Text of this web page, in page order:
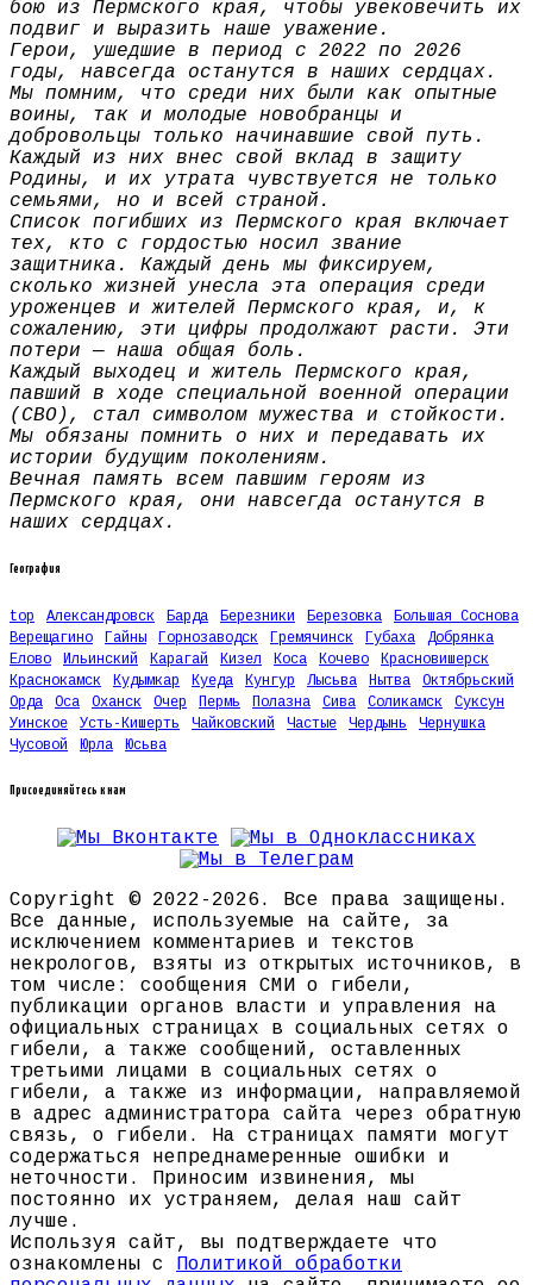
бою из Пермского края, чтобы увековечить их
подвиг и выразить наше уважение.
Герои, ушедшие в период с 2022 по 2026
годы, навсегда останутся в наших сердцах.
Мы помним, что среди них были как опытные
воины, так и молодые новобранцы и
добровольцы только начинавшие свой путь.
Каждый из них внес свой вклад в защиту
Родины, и их утрата чувствуется не только
семьями, но и всей страной.
Список погибших из Пермского края включает
тех, кто с гордостью носил звание
защитника. Каждый день мы фиксируем,
сколько жизней унесла эта операция среди
уроженцев и жителей Пермского края, и, к
сожалению, эти цифры продолжают расти. Эти
потери — наша общая боль.
Каждый выходец и житель Пермского края,
павший в ходе специальной военной операции
(СВО), стал символом мужества и стойкости.
Мы обязаны помнить о них и передавать их
истории будущим поколениям.
Вечная память всем павшим героям из
Пермского края, они навсегда останутся в
наших сердцах.
География
top Александровск Барда Березники Березовка
Большая Соснова
Верещагино
Гайны Горнозаводск Гремячинск Губаха
Добрянка
Елово
Ильинский Карагай Кизел Коса Кочево
Красновишерск
Краснокамск
Кудымкар Куеда Кунгур Лысьва Нытва
Октябрьский
Орда
Оса Оханск Очер Пермь Полазна Сива Соликамск
Суксун
Уинское
Усть-Кишерть Чайковский Частые Чердынь
Чернушка
Чусовой
Юрла Юсьва
Присоединяйтесь к нам
Copyright © 2022-2026. Все права защищены.
Все данные, используемые на сайте, за
исключением комментариев и текстов
некрологов, взяты из открытых источников, в
том числе: сообщения СМИ о гибели,
публикации органов власти и управления на
официальных страницах в социальных сетях о
гибели, а также сообщений, оставленных
третьими лицами в социальных сетях о
гибели, а также из информации, направляемой
в адрес администратора сайта через обратную
связь, о гибели. На страницах памяти могут
содержаться непреднамеренные ошибки и
неточности. Приносим извинения, мы
постоянно их устраняем, делая наш сайт
лучше.
Используя сайт, вы подтверждаете что
ознакомлены с Политикой обработки